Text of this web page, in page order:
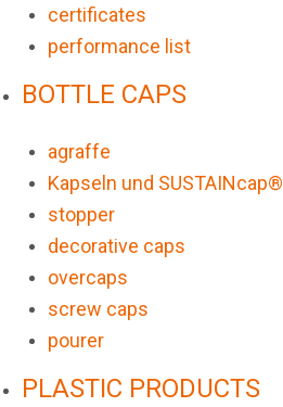
certificates
performance list
BOTTLE CAPS
agraffe
Kapseln und SUSTAINcap®
stopper
decorative caps
overcaps
screw caps
pourer
PLASTIC PRODUCTS